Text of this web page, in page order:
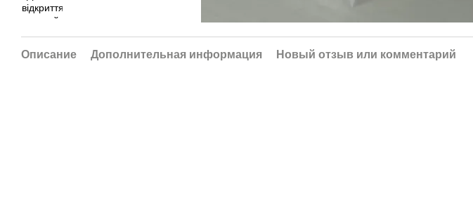
Описание Дополнительная информация Новый отзыв или комментарий